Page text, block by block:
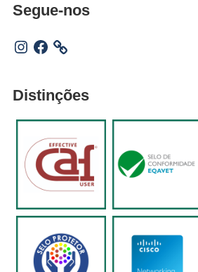
Segue-nos
Instagram
Facebook
Distinções